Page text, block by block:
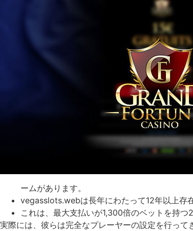
ームがあります。
vegasslots.webは長年にわたって12年以上存
これは、最大支払いが1,300倍のベットを持
実際には、彼らは完全なプレーヤーの設定を行っ